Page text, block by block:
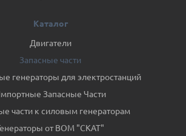
Каталог
Двигатели
Запасные части
генераторы для электростанций
Запасные Части
части к силовым генераторам
от ВОМ "СКАТ"